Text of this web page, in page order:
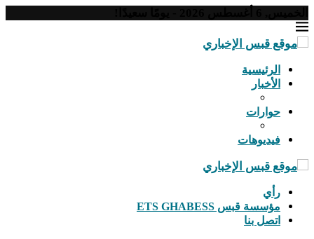
الرئيسية
الأخبار
حوارات
فيديوهات
رأي
مؤسسة قبس ETS GHABESS
اتصل بنا